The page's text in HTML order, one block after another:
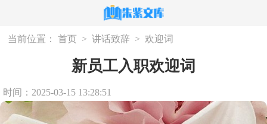
当前位置： 首页 > 讲话致辞 > 欢迎词
新员工入职欢迎词
时间：2025-03-15 13:28:51